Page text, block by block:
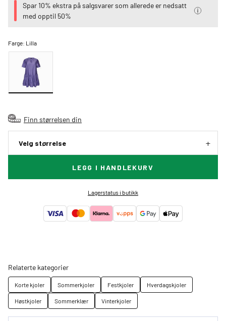
Spar 10% ekstra på salgsvarer som allerede er nedsatt
med opptil 50%
Farge: Lilla
Finn størrelsen din
Velg størrelse
LEGG I HANDLEKURV
Lagerstatus i butikk
Relaterte kategorier
Korte kjoler Sommerkjoler Festkjoler
Hverdagskjoler
Høstkjoler
Sommerklær Vinterkjoler